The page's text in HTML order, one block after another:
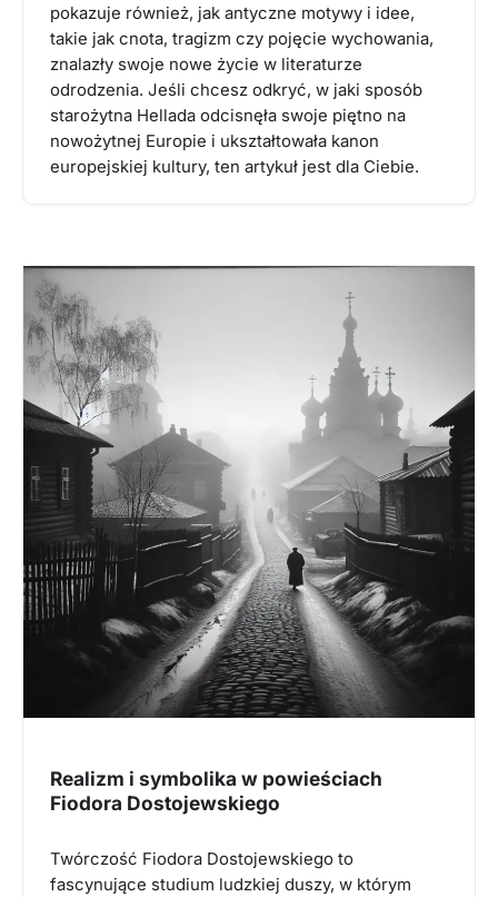
pokazuje również, jak antyczne motywy i idee,
takie jak cnota, tragizm czy pojęcie wychowania,
znalazły swoje nowe życie w literaturze
odrodzenia. Jeśli chcesz odkryć, w jaki sposób
starożytna Hellada odcisnęła swoje piętno na
nowożytnej Europie i ukształtowała kanon
europejskiej kultury, ten artykuł jest dla Ciebie.
Realizm i symbolika w powieściach
Fiodora Dostojewskiego
Twórczość Fiodora Dostojewskiego to
fascynujące studium ludzkiej duszy, w którym